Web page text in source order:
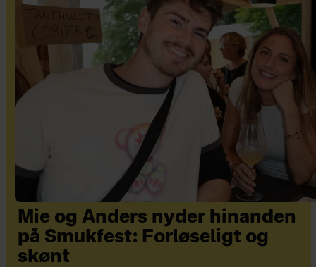
Mie og Anders nyder hinanden
på Smukfest: Forløseligt og
skønt